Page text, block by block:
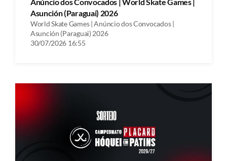
Asunción (Paraguai) 2026
World Skate Games | Anúncio dos Convocados |
Asunción (Paraguai) 2026
30/07/2026 16:55